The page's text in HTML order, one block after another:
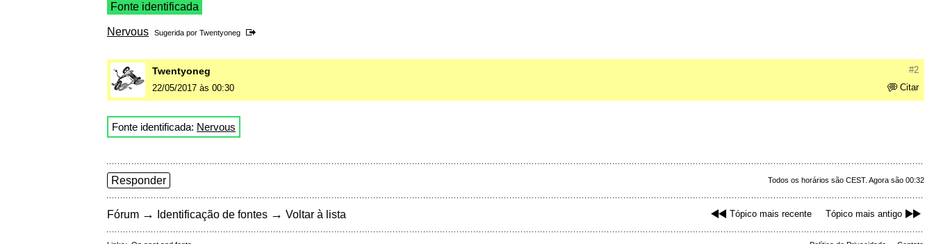
Fonte identificada
Nervous Sugerida por Twentyoneg
#2
Twentyoneg
Citar
22/05/2017 às 00:30
Fonte identificada: Nervous
Todos os horários são CEST. Agora são 00:32
Responder
Tópico mais recente Tópico mais antigo
Fórum → Identificação de fontes → Voltar à lista